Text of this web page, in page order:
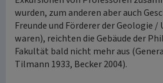
wurden, zum anderen aber auch
Freunde und Förderer der Geologie
waren), reichten die Gebäude der
Fakultät bald nicht mehr aus
Tilmann 1933, Becker 2004).